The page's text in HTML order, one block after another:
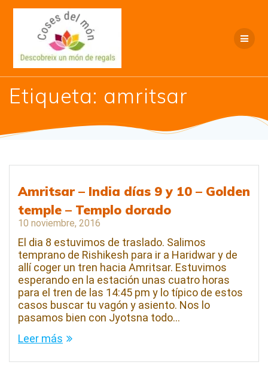
Saltar
contenido
Etiqueta: amritsar
Amritsar – India días 9 y 10 – Golden
temple – Templo dorado
10 noviembre, 2016
El dia 8 estuvimos de traslado. Salimos
temprano de Rishikesh para ir a Haridwar y de
allí coger un tren hacia Amritsar. Estuvimos
esperando en la estación unas cuatro horas
para el tren de las 14:45 pm y lo típico de estos
casos buscar tu vagón y asiento. Nos lo
pasamos bien con Jyotsna todo…
Leer más